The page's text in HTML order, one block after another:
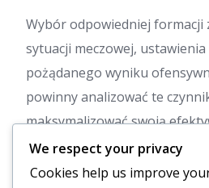
Wybór odpowiedniej formacji
sytuacji meczowej,
pożądanego wyniku
powinny analizować te
maksymalizować swoją
pustego zaplecza.
We respect your privacy
Cookies help us improve